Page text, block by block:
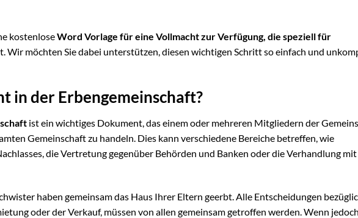
kostenloseWord Vorlage für eine Vollmacht zur Verfügung, die speziell für
Wir möchten Sie dabei unterstützen, diesen wichtigen Schritt so einfach und
in der Erbengemeinschaft?
ist ein wichtiges Dokument, das einem oder mehreren Mitgliedern der
Gemeinschaft zu handeln. Dies kann verschiedene Bereiche betreffen, wie
die Vertretung gegenüber Behörden und Banken oder die Verhandlung mit
haben gemeinsam das Haus Ihrer Eltern geerbt. Alle Entscheidungen
oder der Verkauf, müssen von allen gemeinsam getroffen werden. Wenn